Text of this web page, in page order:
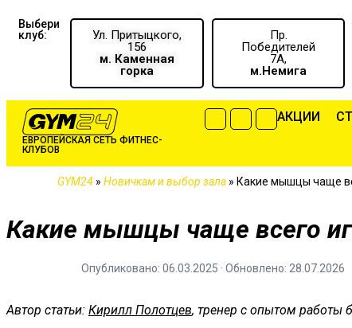
Выбери
клуб:
Ул. Притыцкого,
156
м. Каменная
горка
Пр.
Победителей
7А,
м.Немига
ЕВРОПЕЙСКАЯ СЕТЬ ФИТНЕС-
КЛУБОВ
АКЦИИ
GYM24 » Новичкам и выбор зала » Какие мышцы чаще
Какие мышцы чаще всего
Опубликовано: 06.03.2025 · Обновлено: 28.07.2026
Автор статьи: Кирилл Полотцев, тренер с опытом работы